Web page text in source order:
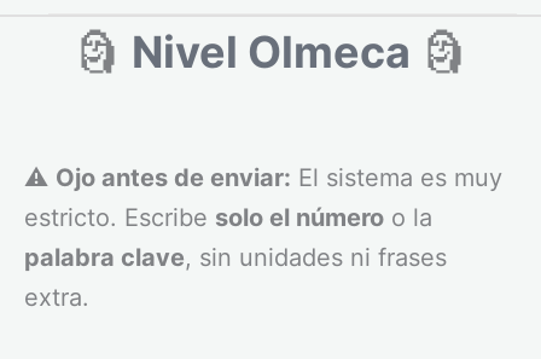
🗿 Nivel Olmeca 🗿
⚠️ Ojo antes de enviar: El sistema es muy
estricto. Escribe solo el número o la
palabra clave, sin unidades ni frases
extra.